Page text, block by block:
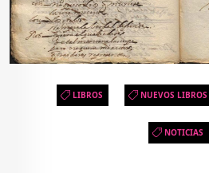
LIBROS NUEVOS LIBROS
NOTICIAS